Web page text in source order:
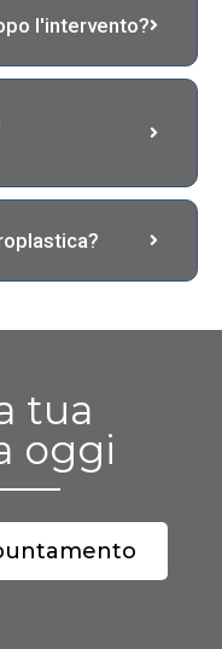
l'intervento?
tua
oggi